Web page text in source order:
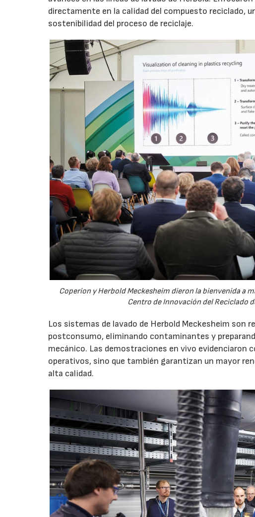
directamente en la calidad del compuesto reciclado,
sostenibilidad del proceso de reciclaje.
Coperion y Herbold Meckesheim dieron la bienvenida a
Centro de Innovación del Reciclado
Los sistemas de lavado de Herbold Meckesheim son
postconsumo, eliminando contaminantes y
mecánico. Las demostraciones en vivo evidenciaron
operativos, sino que también garantizan un mayor
alta calidad.
23/07/2026